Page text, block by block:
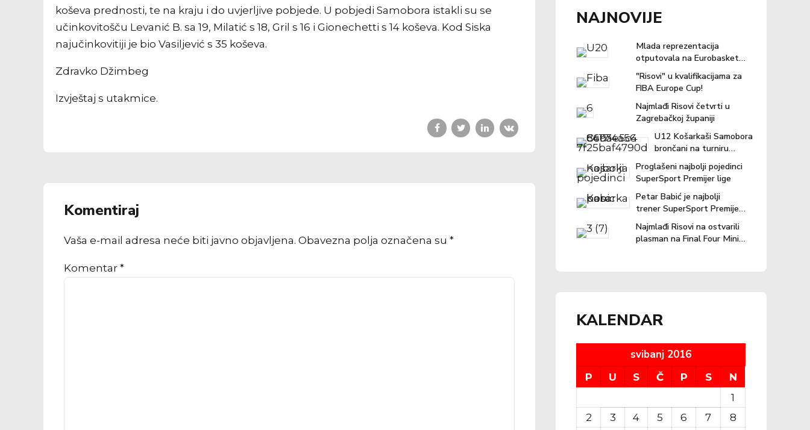
koševa prednosti, te na kraju i do uvjerljive pobjede. U pobjedi Samobora istakli su se
učinkovitošču Levanić B. sa 19, Milatić s 18, Gril s 16 i Gionechetti s 14 koševa. Kod Siska
najučinkovitiji je bio Vasiljević s 35 koševa.
Zdravko Džimbeg
Izvještaj s utakmice.
Komentiraj
Vaša e-mail adresa neće biti javno objavljena. Obavezna polja označena su *
Komentar *
NAJNOVIJE
Mlada reprezentacija
otputovala na Eurobasket u
Ljubljanu
"Risovi" u kvalifikacijama za
FIBA Europe Cup!
Najmlađi Risovi četvrti u
Zagrebačkoj županiji
U12 Košarkaši Samobora
brončani na turniru
"Povratak košarci"
Proglašeni najbolji pojedinci
SuperSport Premijer lige
Petar Babić je najbolji
trener SuperSport Premijer
lige u prošloj sezoni!
Najmlađi Risovi na ostvarili
plasman na Final Four Mini
KALENDAR
svibanj 2016
P U S Č P S
N
1
2
3 4 5 6 7
8